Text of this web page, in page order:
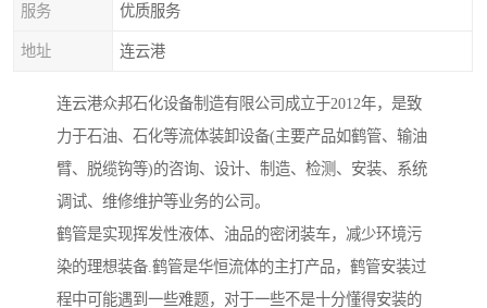
服务 优质服务
地址 连云港
连云港众邦石化设备制造有限公司成立于2012年，是致
力于石油、石化等流体装卸设备(主要产品如鹤管、输油
臂、脱缆钩等)的咨询、设计、制造、检测、安装、系统
调试、维修维护等业务的公司。
鹤管是实现挥发性液体、油品的密闭装车，减少环境污
染的理想装备.鹤管是华恒流体的主打产品，鹤管安装过
程中可能遇到一些难题，对于一些不是十分懂得安装的